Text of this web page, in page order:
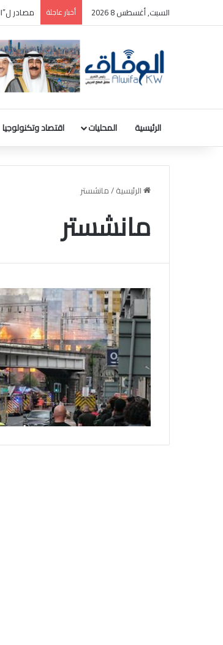
السبت, أغسطس 8 2026 أخبار عاجلة سعر برميل النفط
الرئيسية المحليات اقتصاد وتكنولوجيا
الرئيسية/مانشستر
مانشستر